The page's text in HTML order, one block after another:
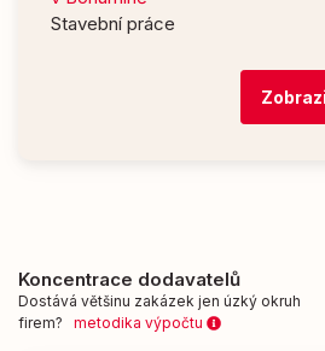
Stavební práce
Koncentrace dodavatelů
Dostává většinu zakázek jen úzký okruh
firem? metodika výpočtu